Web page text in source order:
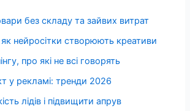
без складу та зайвих витрат
нейросітки створюють креативи
про які не всі говорять
у рекламі: тренди 2026
лідів і підвищити апрув